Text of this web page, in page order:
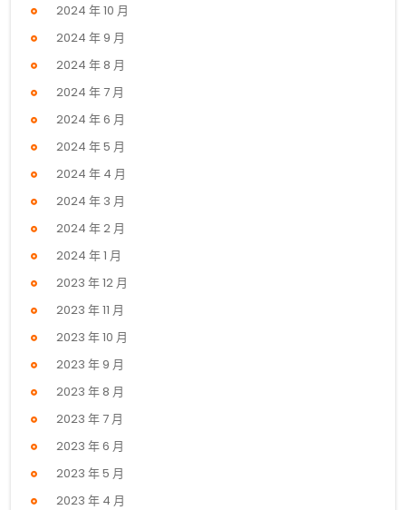
2024 年 10 月
2024 年 9 月
2024 年 8 月
2024 年 7 月
2024 年 6 月
2024 年 5 月
2024 年 4 月
2024 年 3 月
2024 年 2 月
2024 年 1 月
2023 年 12 月
2023 年 11 月
2023 年 10 月
2023 年 9 月
2023 年 8 月
2023 年 7 月
2023 年 6 月
2023 年 5 月
2023 年 4 月